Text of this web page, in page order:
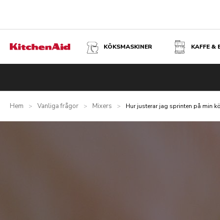
KÖKSMASKINER KAFFE &
Hem > Vanliga frågor > Mixers > Hur justerar jag sprinten på min